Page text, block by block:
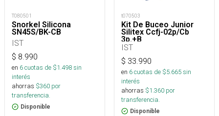
T080501
Snorkel Silicona
SN45S/BK-CB
IST
$ 8.990
en 6cuotas de $1.498sin
interés
ahorras $360 por
transferencia.
Disponible
t070503
Kit De Buceo Junior
Silitex Ccfj-02p/Cb
3p.+B
IST
$ 33.990
en 6cuotas de $5.665sin
interés
ahorras $1.360 por
transferencia.
Disponible